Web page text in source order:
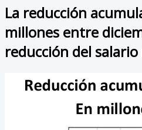
La reducción
millones entre
reducción del salario